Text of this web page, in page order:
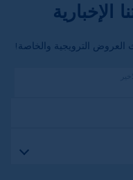
الإخبارية
العروض الترويجية والخاصة!